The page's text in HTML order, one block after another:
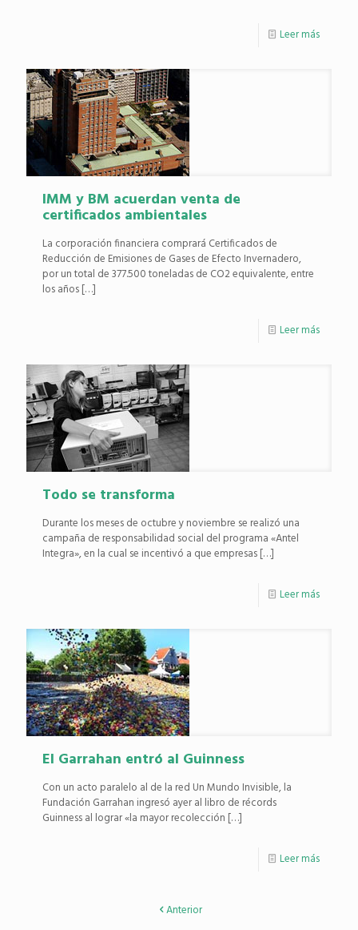
Leer más
IMM y BM acuerdan venta de
certificados ambientales
La corporación financiera comprará Certificados de
Reducción de Emisiones de Gases de Efecto Invernadero,
por un total de 377.500 toneladas de CO2 equivalente, entre
los años[…]
Leer más
Todo se transforma
Durante los meses de octubre y noviembre se realizó una
campaña de responsabilidad social del programa «Antel
Integra», en la cual se incentivó a que empresas[…]
Leer más
El Garrahan entró al Guinness
Con un acto paralelo al de la red Un Mundo Invisible, la
Fundación Garrahan ingresó ayer al libro de récords
Guinness al lograr «la mayor recolección […]
Leer más
Anterior